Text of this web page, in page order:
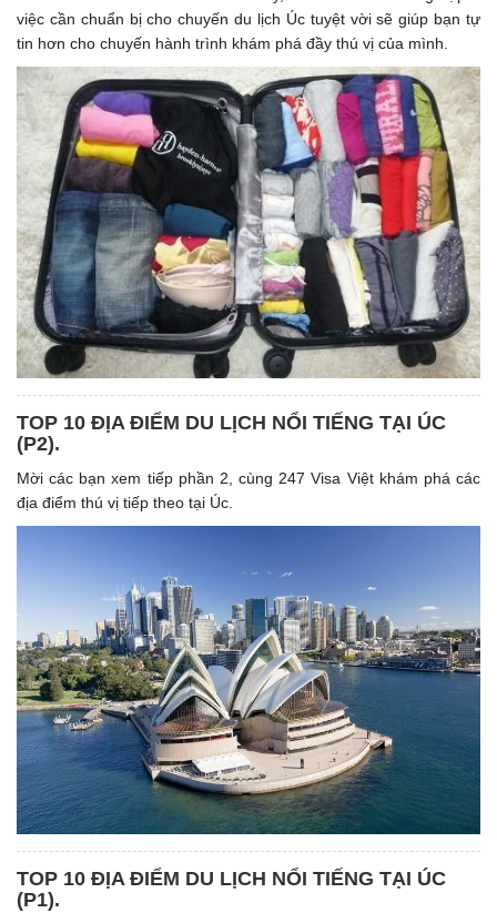
việc cần chuẩn bị cho chuyến du lịch Úc tuyệt vời sẽ giúp bạn tự
tin hơn cho chuyến hành trình khám phá đầy thú vị của mình.
TOP 10 ĐỊA ĐIỂM DU LỊCH NỔI TIẾNG TẠI ÚC
(P2).
Mời các bạn xem tiếp phần 2, cùng 247 Visa Việt khám phá các
địa điểm thú vị tiếp theo tại Úc.
TOP 10 ĐỊA ĐIỂM DU LỊCH NỔI TIẾNG TẠI ÚC
(P1). ​